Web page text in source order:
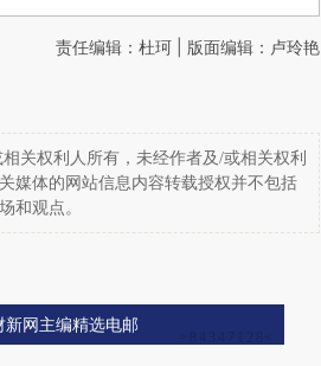
责任编辑：杜珂 | 版面编辑：卢玲艳
关权利人所有，未经作者及/或相关权利
媒体的网站信息内容转载授权并不包括
和观点。
新网主编精选电邮